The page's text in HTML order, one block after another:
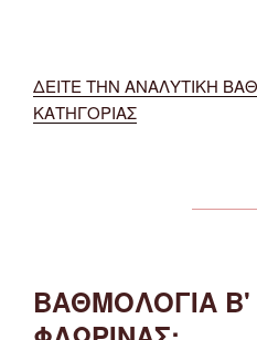
ΔΕΙΤΕ ΤΗΝ ΑΝΑΛΥΤΙΚΗ
ΚΑΤΗΓΟΡΙΑΣ
ΒΑΘΜΟΛΟΓΙΑ Β'